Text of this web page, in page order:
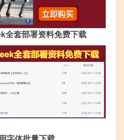
全套部署资料免费下载